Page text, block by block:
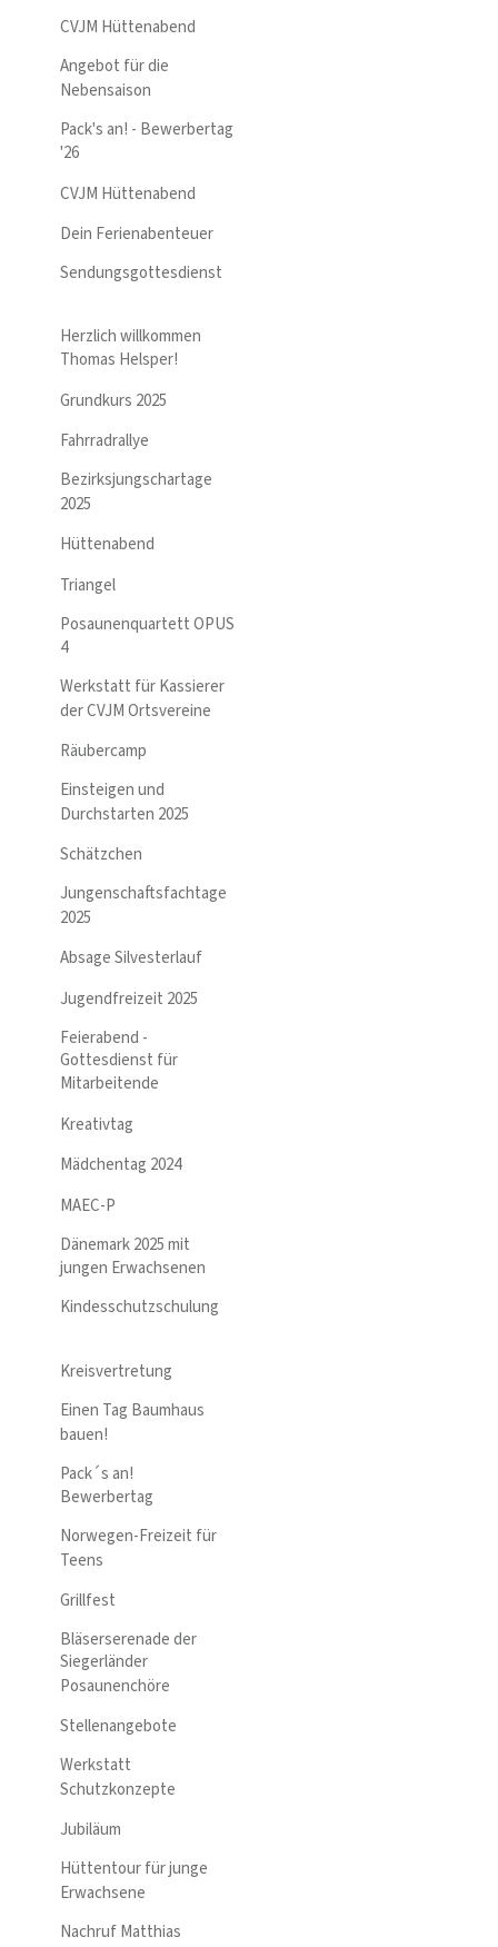
CVJM Hüttenabend
Angebot für die
Nebensaison
Pack's an! - Bewerbertag
'26
CVJM Hüttenabend
Dein Ferienabenteuer
Sendungsgottesdienst
Herzlich willkommen
Thomas Helsper!
Grundkurs 2025
Fahrradrallye
Bezirksjungschartage
2025
Hüttenabend
Triangel
Posaunenquartett OPUS
4
Werkstatt für Kassierer
der CVJM Ortsvereine
Räubercamp
Einsteigen und
Durchstarten 2025
Schätzchen
Jungenschaftsfachtage
2025
Absage Silvesterlauf
Jugendfreizeit 2025
Feierabend -
Gottesdienst für
Mitarbeitende
Kreativtag
Mädchentag 2024
MAEC-P
Dänemark 2025 mit
jungen Erwachsenen
Kindesschutzschulung
Kreisvertretung
Einen Tag Baumhaus
bauen!
Pack´s an!
Bewerbertag
Norwegen-Freizeit für
Teens
Grillfest
Bläserserenade der
Siegerländer
Posaunenchöre
Stellenangebote
Werkstatt
Schutzkonzepte
Jubiläum
Hüttentour für junge
Erwachsene
Nachruf Matthias